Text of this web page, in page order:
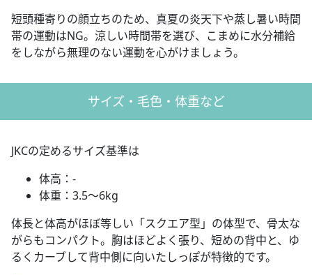
短頭種寄りの顔立ちのため、真夏の炎天下や蒸し暑い時間
帯の運動はNG。涼しい時間帯を選び、こまめに水分補給
をしながら無理のない運動を心がけましょう。
サイズ・毛色・体重など
JKCの定めるサイズ基準は
体高：-
体重：3.5〜6kg
体長と体高がほぼ等しい「スクエア型」の体型で、骨太な
がらもコンパクト。胸はほどよく張り、短めの背中と、ゆ
るくカーブして背中側に向いたしっぽが特徴的です。